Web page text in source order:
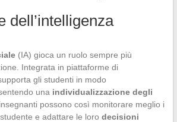
dell’intelligenza
(IA) gioca un ruolo sempre più
Integrata in piattaforme di
gli studenti in modo
una individualizzazione degli
insegnanti possono così monitorare meglio i
e adattare le loro decisioni